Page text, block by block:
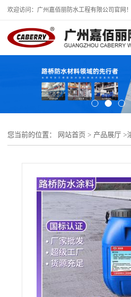
欢迎访问：广州嘉佰丽防水工程有限公司官网！
您当前的位置： 网站首页 > 产品展厅 >